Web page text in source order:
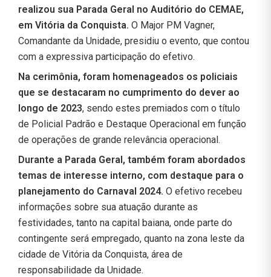
realizou sua Parada Geral no Auditório do CEMAE,
em Vitória da Conquista. O Major PM Vagner,
Comandante da Unidade, presidiu o evento, que contou
com a expressiva participação do efetivo.
Na cerimônia, foram homenageados os policiais
que se destacaram no cumprimento do dever ao
longo de 2023, sendo estes premiados com o título
de Policial Padrão e Destaque Operacional em função
de operações de grande relevância operacional.
Durante a Parada Geral, também foram abordados
temas de interesse interno, com destaque para o
planejamento do Carnaval 2024. O efetivo recebeu
informações sobre sua atuação durante as
festividades, tanto na capital baiana, onde parte do
contingente será empregado, quanto na zona leste da
cidade de Vitória da Conquista, área de
responsabilidade da Unidade.